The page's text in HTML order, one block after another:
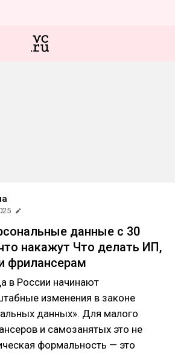
данные с 30
накажут Что делать ИП,
фрилансерам
в России начинают
изменения в законе
данных». Для малого
и самозанятых это не
формальность — это